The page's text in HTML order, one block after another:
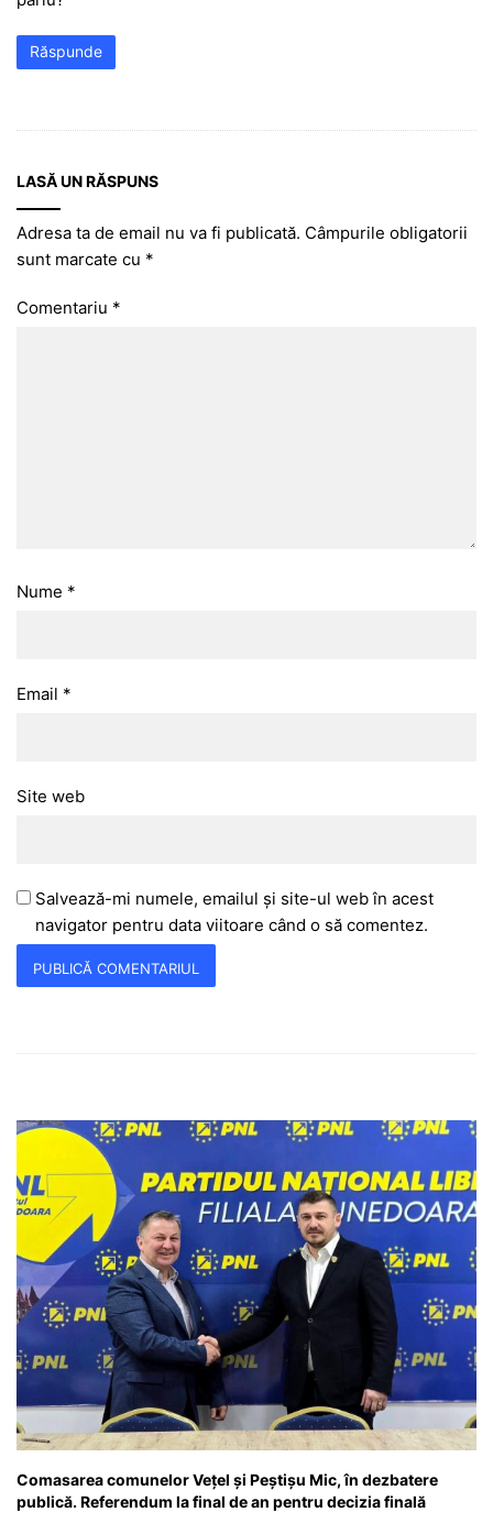
Răspunde
LASĂ UN RĂSPUNS
Adresa ta de email nu va fi publicată. Câmpurile obligatorii
sunt marcate cu *
Comentariu *
Nume *
Email *
Site web
Salvează-mi numele, emailul și site-ul web în acest
navigator pentru data viitoare când o să comentez.
Comasarea comunelor Vețel și Peștișu Mic, în dezbatere
publică. Referendum la final de an pentru decizia finală